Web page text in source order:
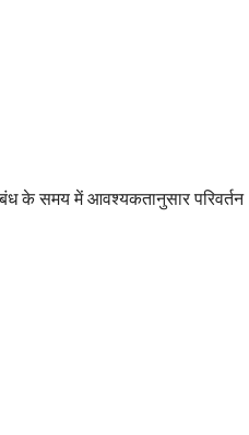
के समय में आवश्यकतानुसार परिवर्तन